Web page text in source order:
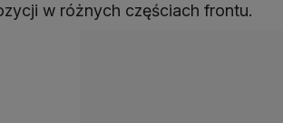
w różnych częściach frontu.